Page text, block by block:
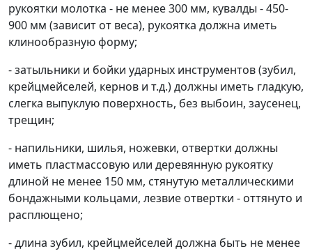
рукоятки молотка - не менее 300 мм, кувалды - 450-
900 мм (зависит от веса), рукоятка должна иметь
клинообразную форму;
- затыльники и бойки ударных инструментов (зубил,
крейцмейселей, кернов и т.д.) должны иметь гладкую,
слегка выпуклую поверхность, без выбоин, заусенец,
трещин;
- напильники, шилья, ножевки, отвертки должны
иметь пластмассовую или деревянную рукоятку
длиной не менее 150 мм, стянутую металлическими
бондажными кольцами, лезвие отвертки - оттянуто и
расплющено;
- длина зубил, крейцмейселей должна быть не менее